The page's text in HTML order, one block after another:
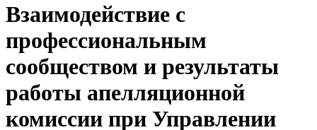
Взаимодействие с
профессиональным
сообществом и результаты
работы апелляционной
комиссии при Управлении